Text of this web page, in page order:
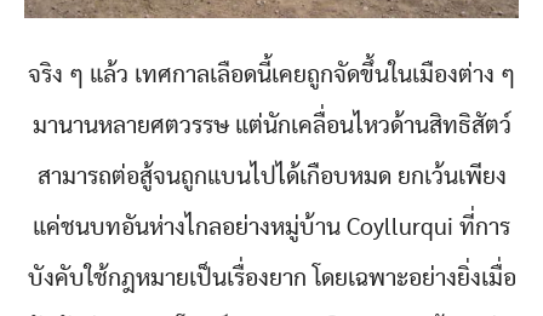
จริง ๆ แล้ว เทศกาลเลือดนี้เคยถูกจัดขึ้นในเมืองต่าง ๆ
มานานหลายศตวรรษ แต่นักเคลื่อนไหวด้านสิทธิสัตว์
สามารถต่อสู้จนถูกแบนไปได้เกือบหมด ยกเว้นเพียง
แค่ชนบทอันห่างไกลอย่างหมู่บ้าน Coyllurqui ที่การ
บังคับใช้กฎหมายเป็นเรื่องยาก โดยเฉพาะอย่างยิ่งเมื่อ